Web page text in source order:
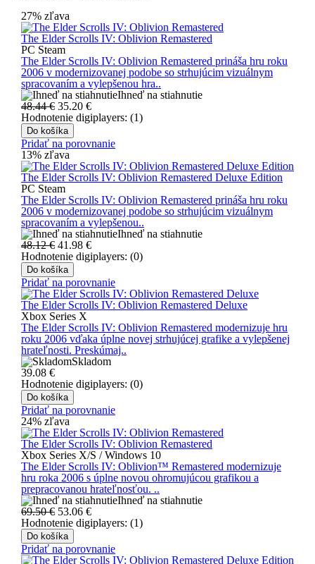
27% zľava
The Elder Scrolls IV: Oblivion Remastered
PC Steam
The Elder Scrolls IV: Oblivion Remastered prináša hru roku
2006 v modernizovanej podobe so strhujúcim vizuálnym
spracovaním a vylepšenou hra..
Ihneď na stiahnutie
48.44 € 35.20 €
Hodnotenie digiplayers: (1)
Do košíka
Pridať na porovnanie
13% zľava
The Elder Scrolls IV: Oblivion Remastered Deluxe Edition
PC Steam
The Elder Scrolls IV: Oblivion Remastered prináša hru roku
2006 v modernizovanej podobe so strhujúcim vizuálnym
spracovaním a vylepšenou..
Ihneď na stiahnutie
48.12 € 41.98 €
Hodnotenie digiplayers: (0)
Do košíka
Pridať na porovnanie
The Elder Scrolls IV: Oblivion Remastered Deluxe
Xbox Series X
The Elder Scrolls IV: Oblivion Remastered modernizuje hru
roku 2006 vďaka úplne novej strhujúcej grafike a vylepšenej
hrateľnosti. Preskúmaj..
Skladom
39.08 €
Hodnotenie digiplayers: (0)
Do košíka
Pridať na porovnanie
24% zľava
The Elder Scrolls IV: Oblivion Remastered
Xbox Series X/S / Windows 10
The Elder Scrolls IV: Oblivion™ Remastered modernizuje
hru roka 2006 s úplne novou ohromujúcou grafikou a
prepracovanou hrateľnosťou. ..
Ihneď na stiahnutie
69.50 € 53.06 €
Hodnotenie digiplayers: (1)
Do košíka
Pridať na porovnanie